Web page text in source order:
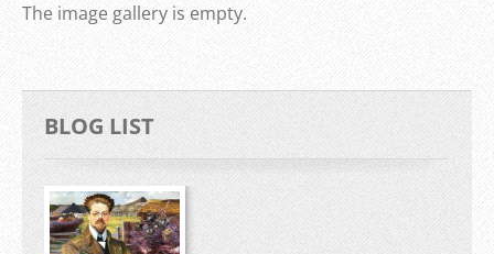
The image gallery is empty.
BLOG LIST